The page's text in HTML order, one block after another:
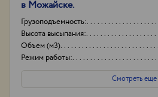
в Можайске.
Грузоподъемность:
Высота высыпания:
Объем (м3)
Режим работы:
Смотреть еще